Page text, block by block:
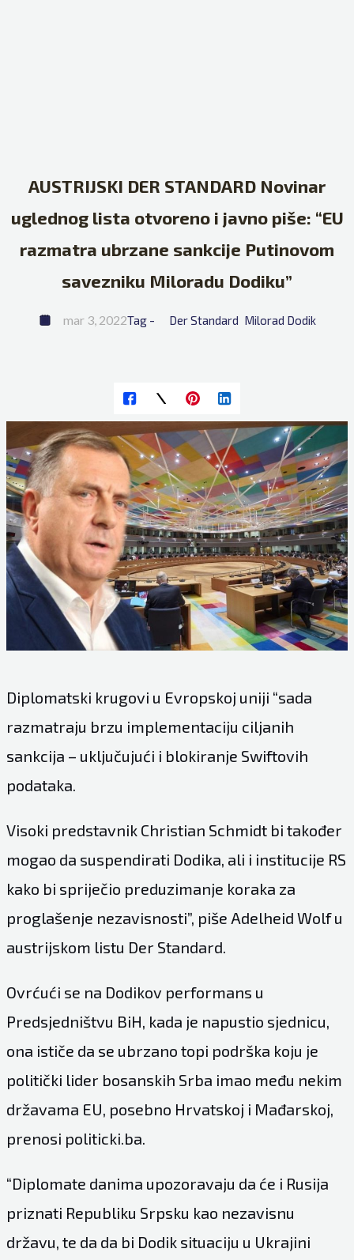
AUSTRIJSKI DER STANDARD Novinar
uglednog lista otvoreno i javno piše: “EU
razmatra ubrzane sankcije Putinovom
savezniku Miloradu Dodiku”
mar 3, 2022Tag - Der Standard Milorad Dodik
Diplomatski krugovi u Evropskoj uniji “sada
razmatraju brzu implementaciju ciljanih
sankcija – uključujući i blokiranje Swiftovih
podataka.
Visoki predstavnik Christian Schmidt bi također
mogao da suspendirati Dodika, ali i institucije RS
kako bi spriječio preduzimanje koraka za
proglašenje nezavisnosti”, piše Adelheid Wolf u
austrijskom listu Der Standard.
Ovrćući se na Dodikov performans u
Predsjedništvu BiH, kada je napustio sjednicu,
ona ističe da se ubrzano topi podrška koju je
politički lider bosanskih Srba imao među nekim
državama EU, posebno Hrvatskoj i Mađarskoj,
prenosi politicki.ba.
“Diplomate danima upozoravaju da će i Rusija
priznati Republiku Srpsku kao nezavisnu
državu, te da da bi Dodik situaciju u Ukrajini